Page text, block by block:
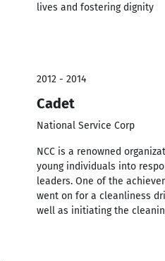
lives and fostering dignity
2012 - 2014
Cadet
National Service Corp
NCC is a renowned
young individuals into
leaders. One of the
went on for a cleanliness
well as initiating the